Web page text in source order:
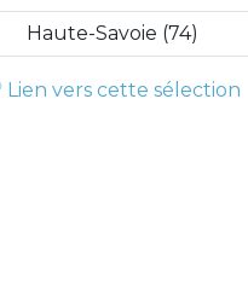
Haute-Savoie (74)
Lien vers cette sélection